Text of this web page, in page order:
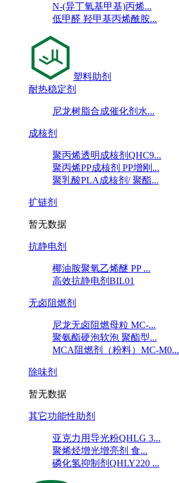
N-(异丁氧基甲基)丙烯...
低甲醛 羟甲基丙烯酰胺...
塑料助剂
耐热稳定剂
尼龙树脂合成催化剂水...
成核剂
聚丙烯透明成核剂QHC9...
聚丙烯PP成核剂 PP增刚...
聚乳酸PLA成核剂/ 聚酯...
扩链剂
暂无数据
抗静电剂
椰油胺聚氧乙烯醚 PP ...
高效抗静电剂BIL01
无卤阻燃剂
尼龙无卤阻燃母粒 MC-...
聚氨酯硬泡软泡 聚酯型...
MCA阻燃剂（粉料）MC-M0...
除味剂
暂无数据
其它功能性助剂
亚克力用导光粉QHLG 3...
聚烯烃增光增亮剂 食...
磷化氢抑制剂QHLY220 ...